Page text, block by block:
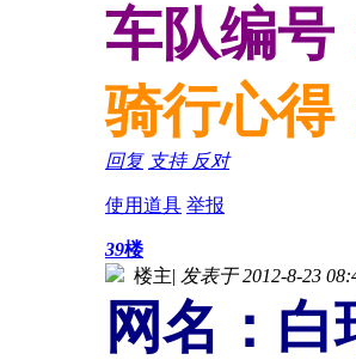
车队编号
骑行心得
回复 支持 反对
使用道具 举报
39楼
楼主| 发表于 2012-8-23
网名：白